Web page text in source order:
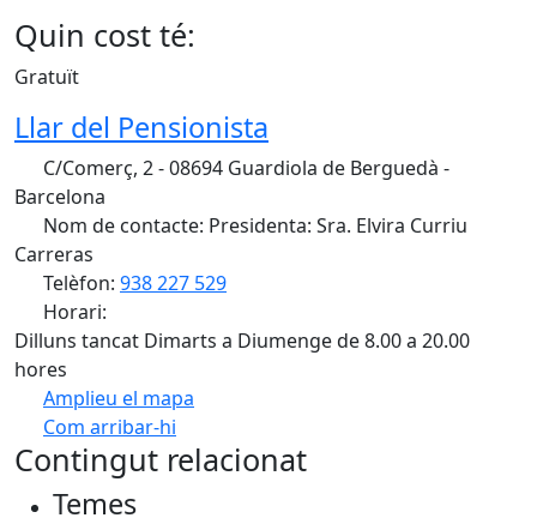
Quin cost té:
Gratuït
Llar del Pensionista
C/Comerç, 2 - 08694 Guardiola de Berguedà -
Barcelona
Nom de contacte: Presidenta: Sra. Elvira Curriu
Carreras
Telèfon: 938 227 529
Horari:
Dilluns tancat Dimarts a Diumenge de 8.00 a 20.00
hores
Amplieu el mapa
Com arribar-hi
+
Contingut relacionat
Temes